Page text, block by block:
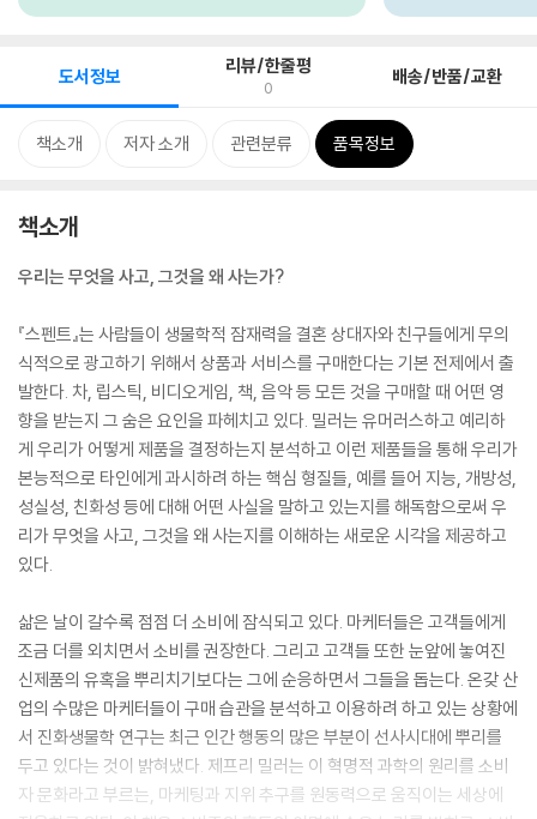
도서정보 리뷰/한줄평
0 배송/반품/교환
책소개 저자 소개 관련분류 품목정보
책소개
우리는 무엇을 사고, 그것을 왜 사는가?
『스펜트』는 사람들이 생물학적 잠재력을 결혼 상대자와 친구들에게 무의
식적으로 광고하기 위해서 상품과 서비스를 구매한다는 기본 전제에서 출
발한다. 차, 립스틱, 비디오게임, 책, 음악 등 모든 것을 구매할 때 어떤 영
향을 받는지 그 숨은 요인을 파헤치고 있다. 밀러는 유머러스하고 예리하
게 우리가 어떻게 제품을 결정하는지 분석하고 이런 제품들을 통해 우리가
본능적으로 타인에게 과시하려 하는 핵심 형질들, 예를 들어 지능, 개방성,
성실성, 친화성 등에 대해 어떤 사실을 말하고 있는지를 해독함으로써 우
리가 무엇을 사고, 그것을 왜 사는지를 이해하는 새로운 시각을 제공하고
있다.
삶은 날이 갈수록 점점 더 소비에 잠식되고 있다. 마케터들은 고객들에게
조금 더를 외치면서 소비를 권장한다. 그리고 고객들 또한 눈앞에 놓여진
신제품의 유혹을 뿌리치기보다는 그에 순응하면서 그들을 돕는다. 온갖 산
업의 수많은 마케터들이 구매 습관을 분석하고 이용하려 하고 있는 상황에
서 진화생물학 연구는 최근 인간 행동의 많은 부분이 선사시대에 뿌리를
두고 있다는 것이 밝혀냈다. 제프리 밀러는 이 혁명적 과학의 원리를 소비
자 문화라고 부르는, 마케팅과 지위 추구를 원동력으로 움직이는 세상에